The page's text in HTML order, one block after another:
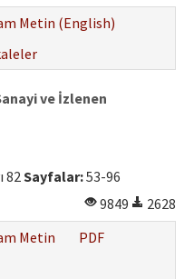
Metin (English)
ve İzlenen
82Sayfalar:53-96
9849
2628
Metin
PDF